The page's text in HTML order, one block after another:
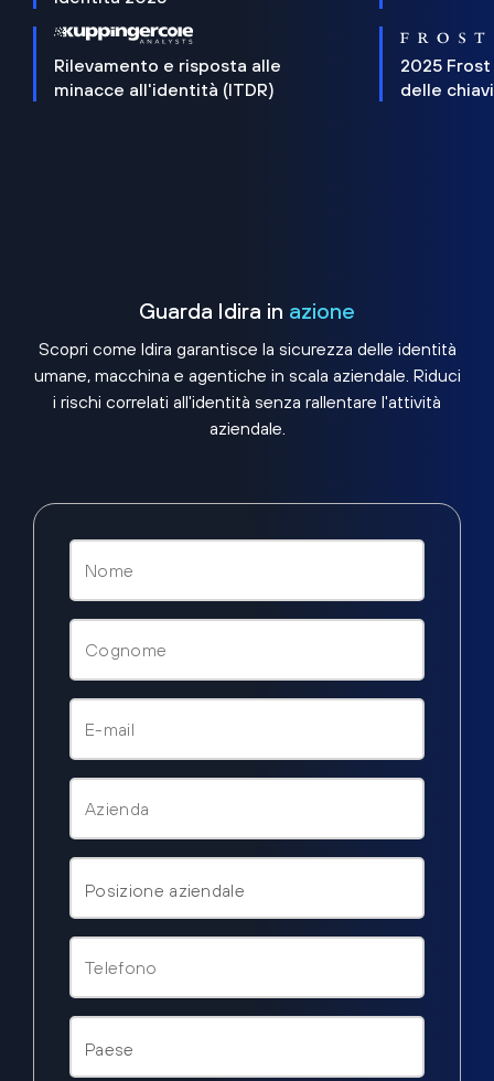
Rilevamento e risposta alle
minacce all'identità (ITDR)
2025 Frost
delle
Guarda Idira in azione
Scopri come Idira garantisce la sicurezza delle identità
umane, macchina e agentiche in scala aziendale. Riduci
i rischi correlati all'identità senza rallentare l'attività
aziendale.